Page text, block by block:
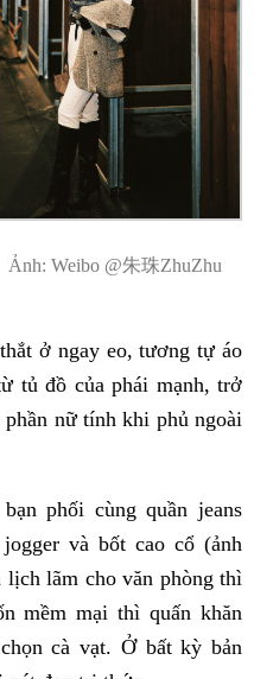
Ảnh: Weibo @朱珠ZhuZhu
ở ngay eo, tương tự áo
tủ đồ của phái mạnh, trở
nữ tính khi phủ ngoài
phối cùng quần jeans
và bốt cao cổ (ảnh
lãm cho văn phòng thì
mềm mại thì quấn khăn
cà vạt. Ở bất kỳ bản